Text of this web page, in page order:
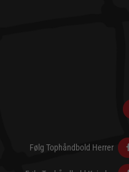
Følg Tophåndbold Herrer